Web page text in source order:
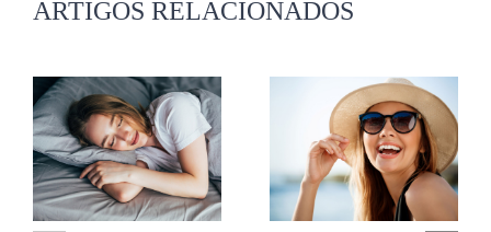
ARTIGOS RELACIONADOS